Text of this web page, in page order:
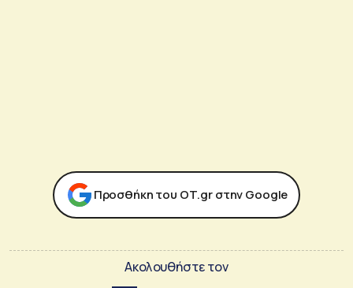
Προσθήκη του ΟΤ.gr στην Google
Ακολουθήστε τον